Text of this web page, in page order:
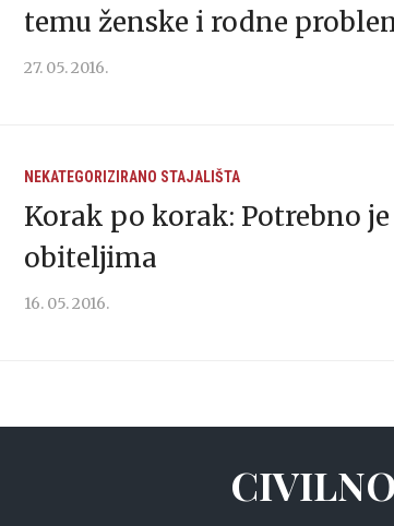
temu ženske i rodne
27. 05. 2016.
NEKATEGORIZIRANO STAJALIŠTA
Korak po korak: Potrebno
obiteljima
16. 05. 2016.